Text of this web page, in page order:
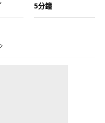
5分鐘